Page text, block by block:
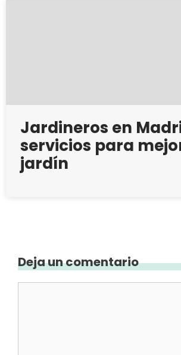
Jardineros en
servicios para
jardín
Deja un comentario